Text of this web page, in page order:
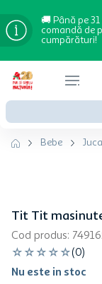
🚚 Până pe
comandă de
cumpărături!
Bebe
Tit Tit
Cod produs:
☆ ☆ ☆ ☆ ☆(0)
Nu este in stoc